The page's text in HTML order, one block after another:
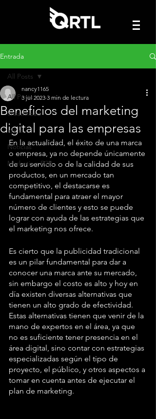
Entrada
All Posts
creatividad
ideas
Noticias
Marketing B2B
All Posts
Beneficios del marketing
digital para las empresas
nancy1165
3 jul 2023 3 min de lectura
En la actualidad, el éxito de una marca
o empresa, ya no depende únicamente
de su servicio o de la calidad de sus
productos, en un mercado tan
competitivo, el destacarse es
fundamental para atraer el mayor
número de clientes y esto se puede
lograr con ayuda de las estrategias que
el marketing nos ofrece.
Es cierto que la publicidad tradicional
es un pilar fundamental para dar a
conocer una marca ante su mercado,
sin embargo el costo es alto y hoy en
día existen diversas alternativas que
tienen un alto grado de efectividad.
Estas alternativas tienen que venir de la
mano de expertos en el área, ya que
no es suficiente tener presencia en el
área digital, sino contar con estrategias
especializadas según el tipo de
proyecto, el público, y otros aspectos a
tomar en cuenta antes de ejecutar el
plan de marketing.